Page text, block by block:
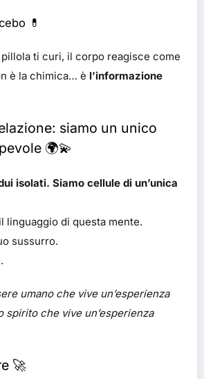
💊
ti curi, il corpo reagisce come
è la chimica… è l’informazione
siamo un unico
🌍💫
isolati. Siamo cellule di un’unica
linguaggio di questa mente.
sussurro.
umano che vive un’esperienza
spirito che vive un’esperienza
🚀